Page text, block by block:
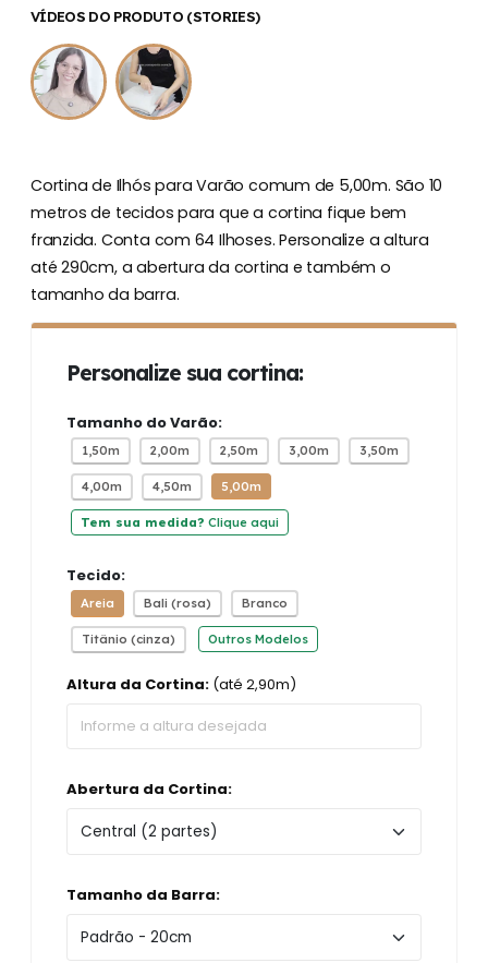
VÍDEOS DO PRODUTO (STORIES)
Cortina de Ilhós para Varão comum de 5,00m. São 10
metros de tecidos para que a cortina fique bem
franzida. Conta com 64 Ilhoses. Personalize a altura
até 290cm, a abertura da cortina e também o
tamanho da barra.
Personalize sua cortina:
Tamanho do Varão:
1,50m 2,00m 2,50m 3,00m 3,50m
4,00m 4,50m 5,00m
Tem sua medida? Clique aqui
Tecido:
Areia Bali (rosa) Branco
Titânio (cinza) Outros Modelos
Altura da Cortina: (até 2,90m)
Abertura da Cortina:
Tamanho da Barra: